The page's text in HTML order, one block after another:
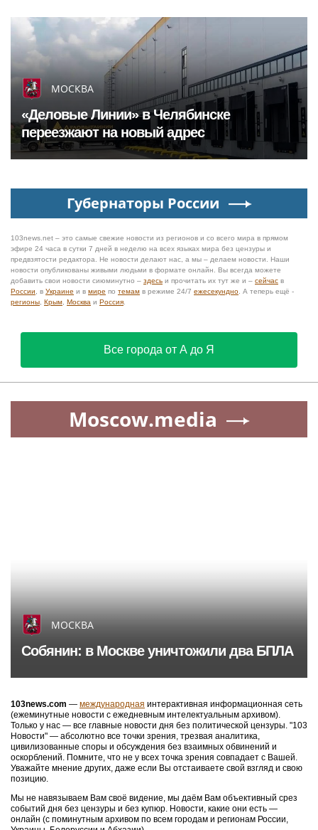
МОСКВА
«Деловые Линии» в Челябинске
переезжают на новый адрес
Губернаторы России
103news.net – это самые свежие новости из регионов и со всего мира в прямом
эфире 24 часа в сутки 7 дней в неделю на всех языках мира без цензуры и
предвзятости редактора. Не новости делают нас, а мы – делаем новости. Наши
новости опубликованы живыми людьми в формате онлайн. Вы всегда можете
добавить свои новости сиюминутно – здесь и прочитать их тут же и – сейчас в
России , в Украине и в мире по темам в режиме 24/7 ежесекундно . А теперь ещё -
регионы Крым Москва и Россия
Все города от А до Я
Moscow.media
МОСКВА
Собянин: в Москве уничтожили два БПЛА
103news.com — международная интерактивная информационная сеть
(ежеминутные новости с ежедневным интелектуальным архивом).
Только у нас — все главные новости дня без политической цензуры. "103
Новости" — абсолютно все точки зрения, трезвая аналитика,
цивилизованные споры и обсуждения без взаимных обвинений и
оскорблений. Помните, что не у всех точка зрения совпадает с Вашей.
Уважайте мнение других, даже если Вы отстаиваете свой взгляд и свою
позицию.
Мы не навязываем Вам своё видение, мы даём Вам объективный срез
событий дня без цензуры и без купюр. Новости, какие они есть —
онлайн (с поминутным архивом по всем городам и регионам России,